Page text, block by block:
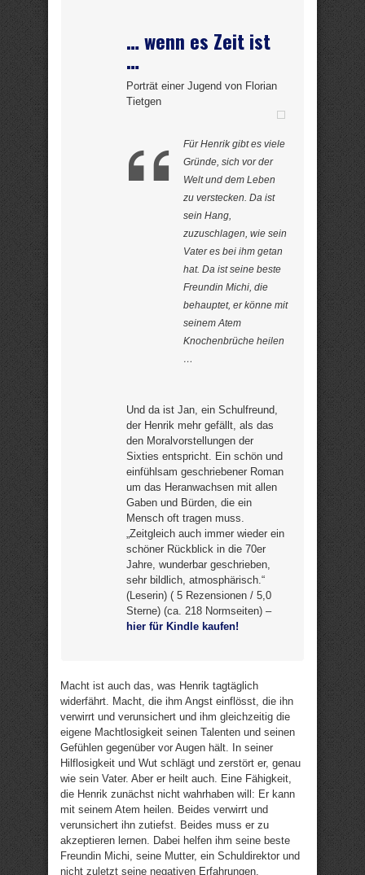
… wenn es Zeit ist
…
Porträt einer Jugend von Florian
Tietgen
Für Henrik gibt es viele
Gründe, sich vor der
Welt und dem Leben
zu verstecken. Da ist
sein Hang,
zuzuschlagen, wie sein
Vater es bei ihm getan
hat. Da ist seine beste
Freundin Michi, die
behauptet, er könne mit
seinem Atem
Knochenbrüche heilen
…
Und da ist Jan, ein Schulfreund,
der Henrik mehr gefällt, als das
den Moralvorstellungen der
Sixties entspricht. Ein schön und
einfühlsam geschriebener Roman
um das Heranwachsen mit allen
Gaben und Bürden, die ein
Mensch oft tragen muss.
„Zeitgleich auch immer wieder ein
schöner Rückblick in die 70er
Jahre, wunderbar geschrieben,
sehr bildlich, atmosphärisch.“
(Leserin) ( 5 Rezensionen / 5,0
Sterne) (ca. 218 Normseiten) –
hier für Kindle kaufen!
Macht ist auch das, was Henrik tagtäglich
widerfährt. Macht, die ihm Angst einflösst, die ihn
verwirrt und verunsichert und ihm gleichzeitig die
eigene Machtlosigkeit seinen Talenten und seinen
Gefühlen gegenüber vor Augen hält. In seiner
Hilflosigkeit und Wut schlägt und zerstört er, genau
wie sein Vater. Aber er heilt auch. Eine Fähigkeit,
die Henrik zunächst nicht wahrhaben will: Er kann
mit seinem Atem heilen. Beides verwirrt und
verunsichert ihn zutiefst. Beides muss er zu
akzeptieren lernen. Dabei helfen ihm seine beste
Freundin Michi, seine Mutter, ein Schuldirektor und
nicht zuletzt seine negativen Erfahrungen.